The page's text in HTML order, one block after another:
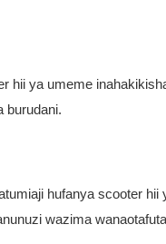
hii ya umeme
burudani.
hufanya scooter
wazima